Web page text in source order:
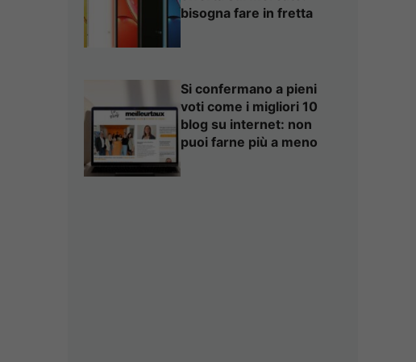
bisogna fare in fretta
Si confermano a pieni
voti come i migliori 10
blog su internet: non
puoi farne più a meno